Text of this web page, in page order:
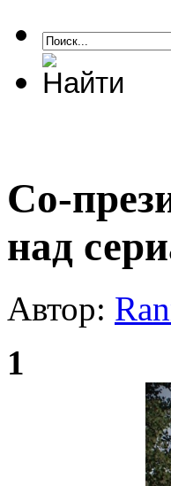
Со-
над
Автор:
1